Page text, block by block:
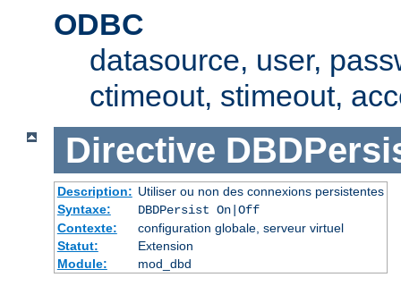
ODBC
datasource, user,
ctimeout, stimeout,
Directive
Description: Utiliser ou non des connexions persistentes
Syntaxe:
DBDPersist On|Off
Contexte:
configuration globale, serveur virtuel
Statut:
Extension
Module:
mod_dbd